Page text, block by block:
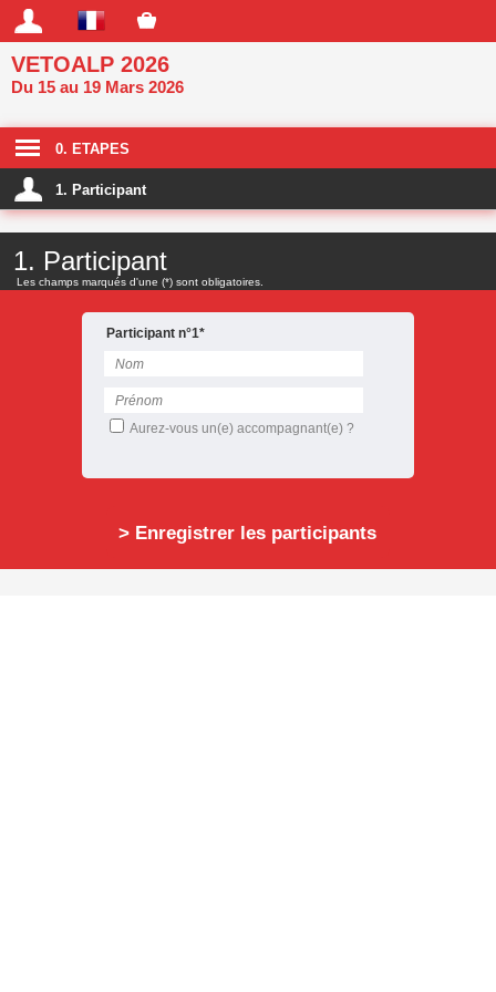
VETOALP 2026
Du 15 au 19 Mars 2026
0. ETAPES
1. Participant
1. Participant
Les champs marqués d'une (*) sont obligatoires.
Participant n°1*
Aurez-vous un(e) accompagnant(e) ?
Enregistrer les participants